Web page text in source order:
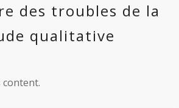
des troubles de la
qualitative